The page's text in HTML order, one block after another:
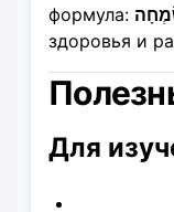
формула:
здоровья и
Для